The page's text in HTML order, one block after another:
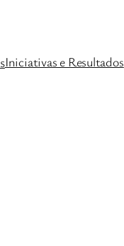
Iniciativas e Resultados